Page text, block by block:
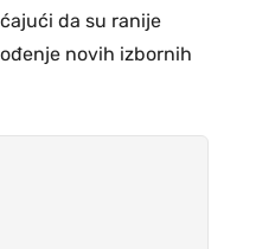
da su ranije
novih izbornih